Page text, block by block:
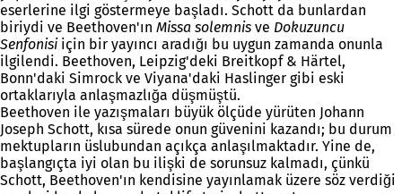
eserlerine ilgi göstermeye başladı. Schott da bunlardan
biriydi ve Beethoven'ın Missa solemnis ve Dokuzuncu
Senfonisiiçin bir yayıncı aradığı bu uygun zamanda onunla
ilgilendi. Beethoven, Leipzig'deki Breitkopf & Härtel,
Bonn'daki Simrock ve Viyana'daki Haslinger gibi eski
ortaklarıyla anlaşmazlığa düşmüştü.
Beethoven ile yazışmaları büyük ölçüde yürüten Johann
Joseph Schott, kısa sürede onun güvenini kazandı; bu durum
mektupların üslubundan açıkça anlaşılmaktadır. Yine de,
başlangıçta iyi olan bu ilişki de sorunsuz kalmadı, çünkü
Schott, Beethoven'ın kendisine yayınlamak üzere söz verdiği